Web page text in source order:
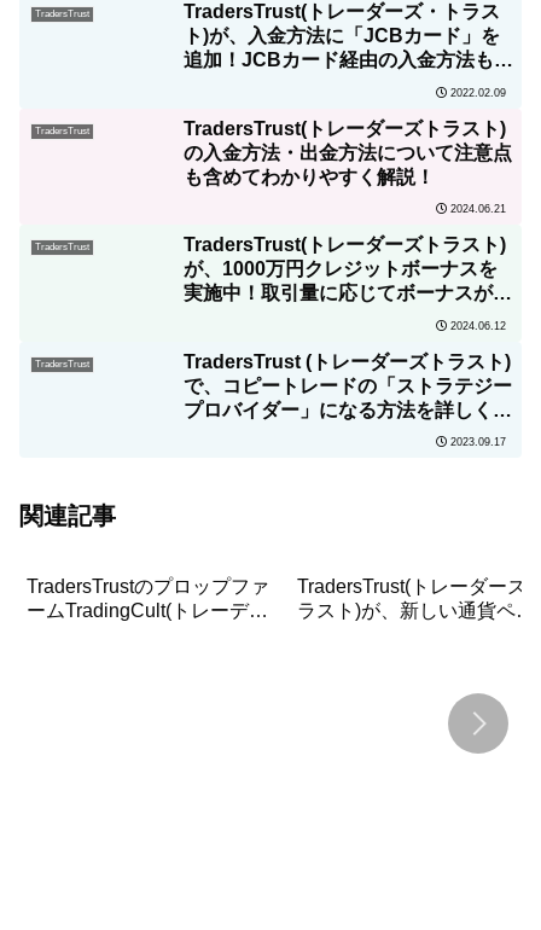
TradersTrust
TradersTrust(トレーダーズ・トラス
ト)が、入金方法に「JCBカード」を
追加！JCBカード経由の入金方法も解
2022.02.09
TradersTrust
TradersTrust(トレーダーズトラスト)
の入金方法・出金方法について注意点
も含めてわかりやすく解説！
2024.06.21
TradersTrust
TradersTrust(トレーダーズトラスト)
が、1000万円クレジットボーナスを
実施中！取引量に応じてボーナスが出
2024.06.12
TradersTrust
TradersTrust (トレーダーズトラスト)
で、コピートレードの「ストラテジー
プロバイダー」になる方法を詳しく解
2023.09.17
関連記事
TradersTrustのプロップファ
ームTradingCult(トレーディ
TradersTrust(トレーダーズ
ラスト)が、新しい通貨ペア